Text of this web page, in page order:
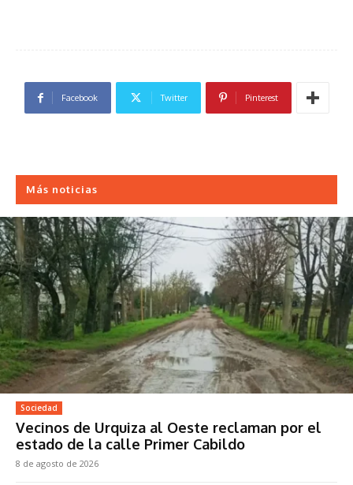
Facebook Twitter Pinterest
Más noticias
Sociedad
Vecinos de Urquiza al Oeste reclaman por el
estado de la calle Primer Cabildo
8 de agosto de 2026